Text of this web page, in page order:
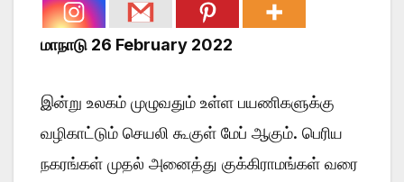
மாநாடு 26 February 2022
இன்று உலகம் முழுவதும் உள்ள பயணிகளுக்கு
வழிகாட்டும் செயலி கூகுள் மேப் ஆகும். பெரிய
நகரங்கள் முதல் அனைத்து குக்கிராமங்கள் வரை